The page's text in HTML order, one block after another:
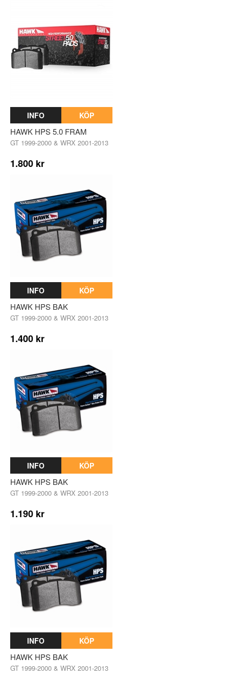
INFO KÖP
HAWK HPS 5.0 FRAM
GT 1999-2000 & WRX 2001-2013
1.800 kr
INFO KÖP
HAWK HPS BAK
GT 1999-2000 & WRX 2001-2013
1.400 kr
INFO KÖP
HAWK HPS BAK
GT 1999-2000 & WRX 2001-2013
1.190 kr
INFO KÖP
HAWK HPS BAK
GT 1999-2000 & WRX 2001-2013